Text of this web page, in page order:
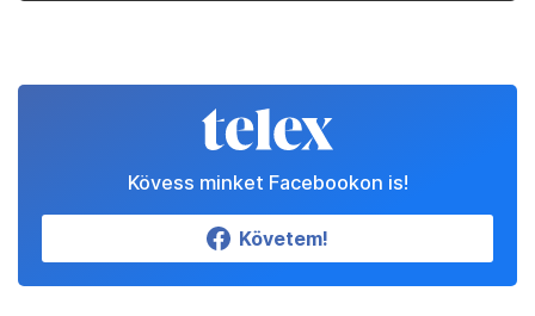
Kövess minket Facebookon is!
Követem!